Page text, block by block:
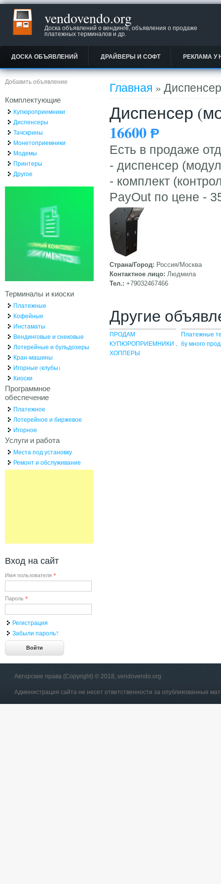
vendovendo.org
Доска объявлений о вендинге, объявления о продаже
платежных терминалов и др.
ДОСКА ОБЪЯВЛЕНИЙ ДРАЙВЕРЫ И СОФТ РЕКЛАМА У
Вы здесь
Главная »
Диспенсер
16600 Ᵽ
Есть в продаже
- диспенсер
- комплект
PayOut по цене -
Страна/Город: Россия/Москва
Контактное лицо: Людмила
Тел.: +79032467466
Другие
ПРОДАМ
КУПЮРОПРИЕМНИКИ ,
ХОППЕРЫ
Платежные
бу много
Добавить объявление
Комплектующие
Купюроприемники
Диспенсеры
Тачскрины
Монетоприемники
Модемы
Принтеры
Другое
Терминалы и киоски
Платежные
Кофейные
Инстаматы
Вендинговые и снековые
Лотерейные и бульдозеры
Кран-машины
Игорные (клубы)
Киоски
Программное
обеспечение
Платежное
Лотерейное и биржевое
Игорное
Услуги и работа
Места под установку
Ремонт и обслуживание
Вход на сайт
Имя пользователя *
Пароль *
Регистрация
Забыли пароль?
Авторские права (Copyright) © 2018, vendovendo.org
Администрация сайта не несет ответственности за опубликованные